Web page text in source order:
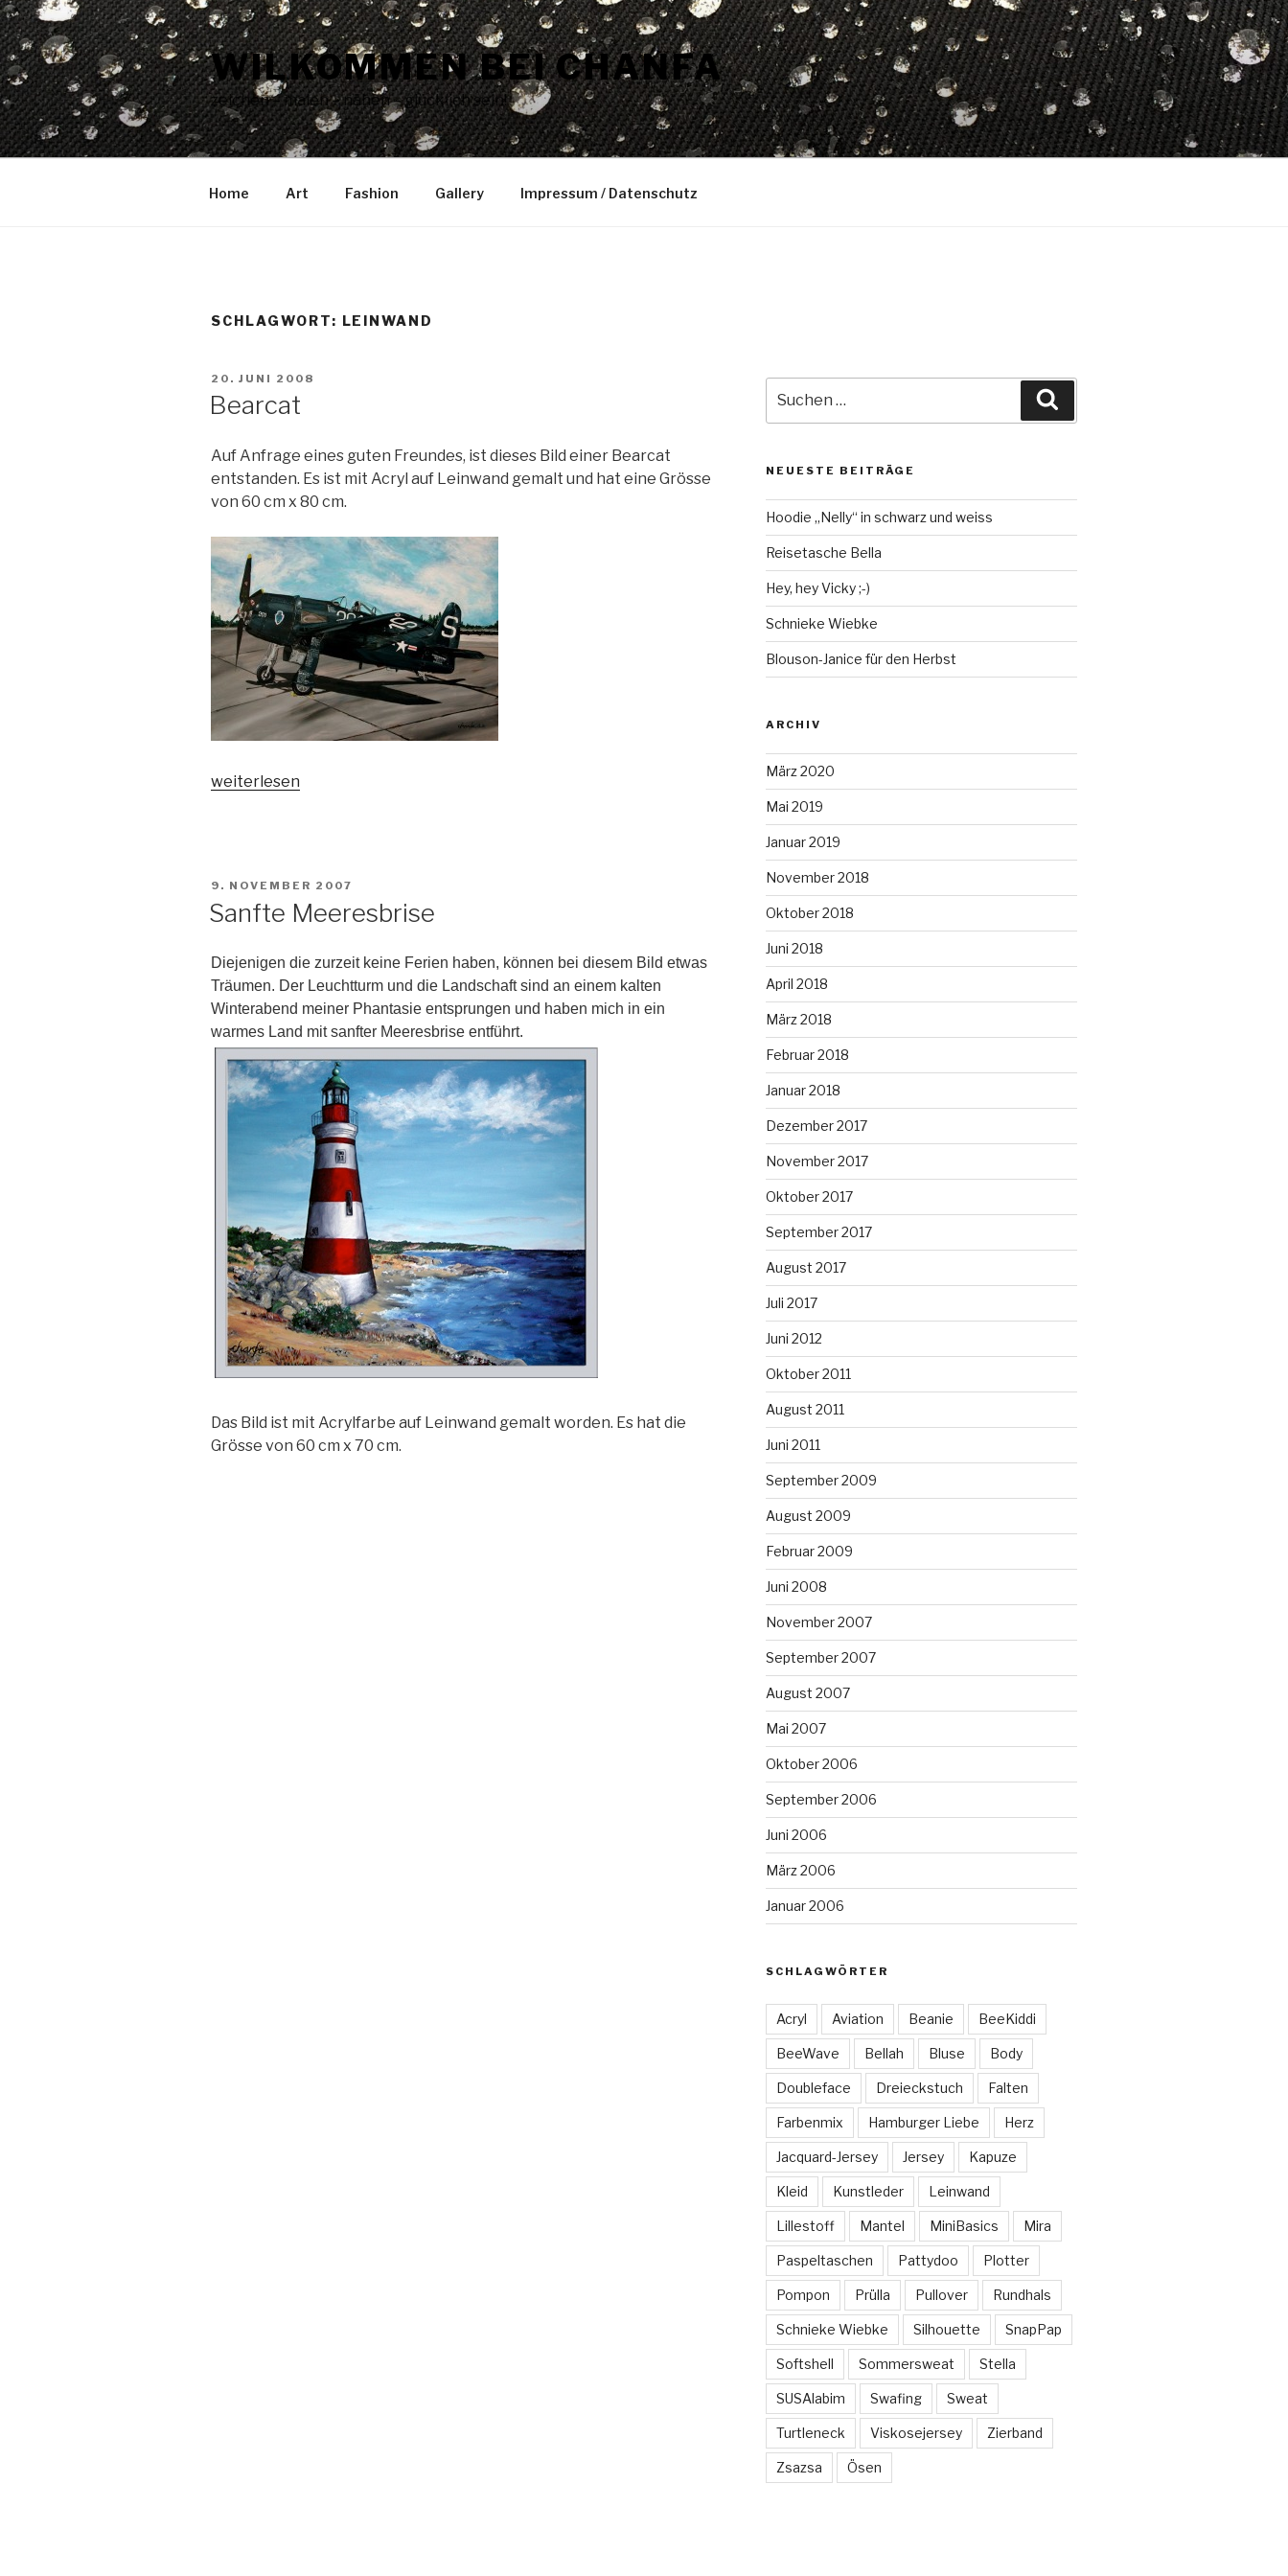
Zum
Inhalt
springen
WILKOMMEN BEI CHANFA
zeichen – malen – nähen – glücklich sein!
Home Art Fashion Gallery Impressum / Datenschutz
SCHLAGWORT: LEINWAND
VERÖFFENTLICHT
20. JUNI 2008
Bearcat
Auf Anfrage eines guten Freundes, ist dieses Bild einer Bearcat
entstanden. Es ist mit Acryl auf Leinwand gemalt und hat eine Grösse
von 60 cm x 80 cm.
„Bearcat“
weiterlesen
VERÖFFENTLICHT
9. NOVEMBER 2007
Sanfte Meeresbrise
Diejenigen die zurzeit keine Ferien haben, können bei diesem Bild etwas
Träumen. Der Leuchtturm und die Landschaft sind an einem kalten
Winterabend meiner Phantasie entsprungen und haben mich in ein
warmes Land mit sanfter Meeresbrise entführt.
Das Bild ist mit Acrylfarbe auf Leinwand gemalt worden. Es hat die
Grösse von 60 cm x 70 cm.
nach:
NEUESTE BEITRÄGE
Hoodie „Nelly“ in schwarz und weiss
Reisetasche Bella
Hey, hey Vicky ;-)
Schnieke Wiebke
Blouson-Janice für den Herbst
ARCHIV
März 2020
Mai 2019
Januar 2019
November 2018
Oktober 2018
Juni 2018
April 2018
März 2018
Februar 2018
Januar 2018
Dezember 2017
November 2017
Oktober 2017
September 2017
August 2017
Juli 2017
Juni 2012
Oktober 2011
August 2011
Juni 2011
September 2009
August 2009
Februar 2009
Juni 2008
November 2007
September 2007
August 2007
Mai 2007
Oktober 2006
September 2006
Juni 2006
März 2006
Januar 2006
SCHLAGWÖRTER
Acryl Aviation Beanie BeeKiddi
BeeWave Bellah Bluse Body
Doubleface Dreieckstuch Falten
Farbenmix Hamburger Liebe Herz
Jacquard-Jersey Jersey Kapuze
Kleid Kunstleder Leinwand
Lillestoff Mantel MiniBasics Mira
Paspeltaschen Pattydoo Plotter
Pompon Prülla Pullover Rundhals
Schnieke Wiebke Silhouette SnapPap
Softshell Sommersweat Stella
SUSAlabim Swafing Sweat
Turtleneck Viskosejersey Zierband
Zsazsa Ösen